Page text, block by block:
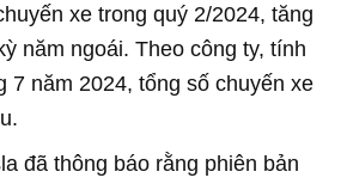
xe trong quý 2/2024, tăng
năm ngoái. Theo công ty, tính
7 năm 2024, tổng số chuyến xe
đã thông báo rằng phiên bản